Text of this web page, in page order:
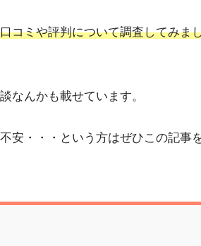
コミや評判について調査してみま
なんかも載せています。
安・・・という方はぜひこの記事